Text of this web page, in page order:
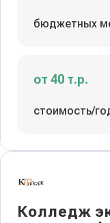
бюджетных
от 40 т.р.
стоимость/
Колледж